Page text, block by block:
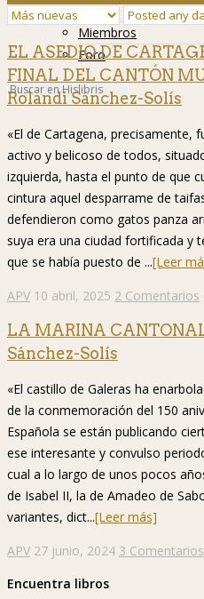
Grupos
Miembros
Foro
EL ASEDIO DE
FINAL DEL CANTÓN
Rolandi Sánchez-Solís
«El de Cartagena, precisamente,
activo y belicoso de todos,
izquierda, hasta el punto de que
cintura aquel desparrame de
defendieron como gatos panza
suya era una ciudad fortificada y
que se había puesto de ...[Leer
APV 10 abril, 2025 2 Comentarios
LA MARINA
Sánchez-Solís
«El castillo de Galeras ha
de la conmemoración del 150
Española se están publicando
ese interesante y convulso
cual a lo largo de unos pocos
de Isabel II, la de Amadeo de
variantes, dict...[Leer más]
APV 27 junio, 2024 3 Comentarios
Encuentra libros